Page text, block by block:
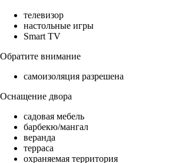
телевизор
настольные игры
Smart TV
Обратите внимание
самоизоляция разрешена
Оснащение двора
садовая мебель
барбекю/мангал
веранда
терраса
охраняемая территория